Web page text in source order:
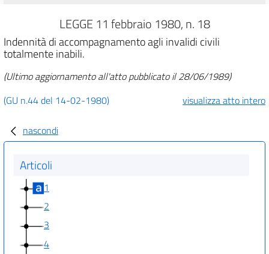
LEGGE 11 febbraio 1980, n. 18
Indennità di accompagnamento agli invalidi civili
totalmente inabili.
(Ultimo aggiornamento all'atto pubblicato il 28/06/1989)
(GU n.44 del 14-02-1980)
visualizza atto intero
nascondi
Articoli
1
2
3
4